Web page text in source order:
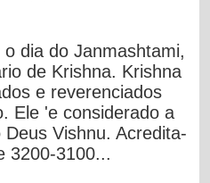
dia do Janmashtami,
de Krishna. Krishna
e reverenciados
Ele 'e considerado a
Vishnu. Acredita-
3200-3100...